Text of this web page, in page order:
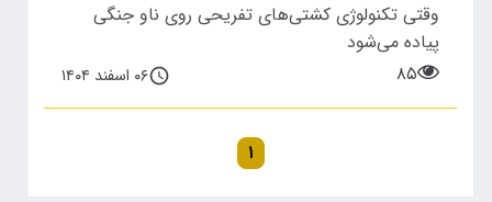
وقتی تکنولوژی کشتی‌های تفریحی روی ناو جنگی
پیاده می‌شود
۸۵
۰۶ اسفند ۱۴۰۴
۱